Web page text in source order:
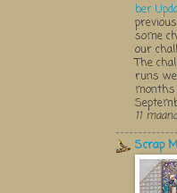
ber
some
our
The
runs
11
Scrap